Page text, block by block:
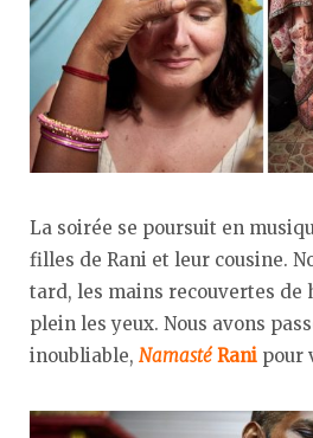
La soirée se poursuit en
filles de Rani et leur cousine.
tard, les mains recouvertes de
plein les yeux. Nous avons
inoubliable, Namasté Rani pour